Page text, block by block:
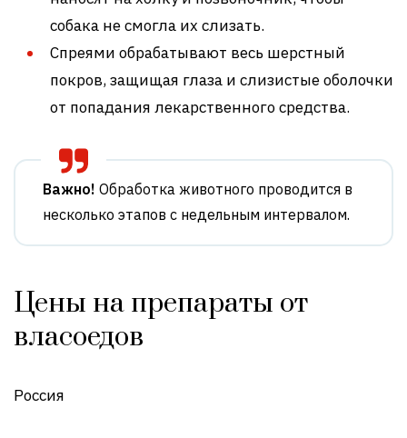
собака не смогла их слизать.
Спреями обрабатывают весь шерстный
покров, защищая глаза и слизистые оболочки
от попадания лекарственного средства.
Важно! Обработка животного проводится в
несколько этапов с недельным интервалом.
Цены на препараты от
власоедов
Россия